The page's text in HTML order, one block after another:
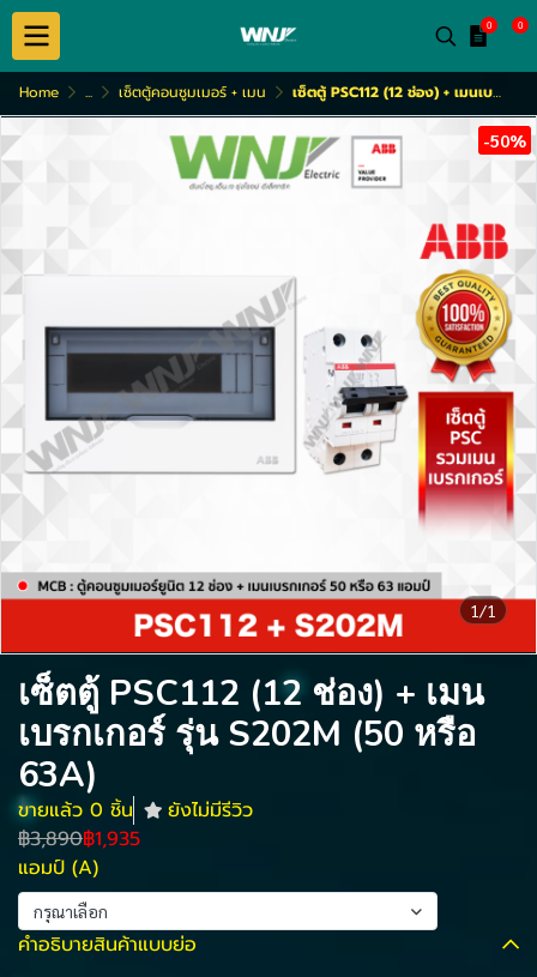
0 0
Home ... เซ็ตตู้คอนซูมเมอร์ + เมน เซ็ตตู้ PSC112 (12 ช่อง) + เมนเบรกเกอร์ รุ่น S202M (50 หรือ 63A)
1/1
-50%
เซ็ตตู้ PSC112 (12 ช่อง) + เมน
เบรกเกอร์ รุ่น S202M (50 หรือ
63A)
ขายแล้ว 0 ชิ้น
ยังไม่มีรีวิว
฿3,890฿1,935
แอมป์ (A)
กรุณาเลือก
คำอธิบายสินค้าแบบย่อ